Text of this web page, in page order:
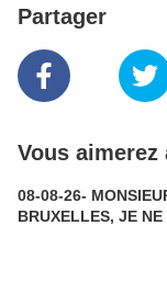
Partager
Vous aimerez
08-08-26-